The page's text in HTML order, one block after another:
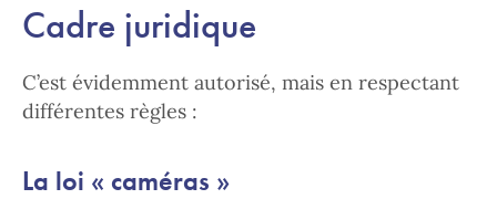
Cadre juridique
C’est évidemment autorisé, mais en respectant
différentes règles :
La loi « caméras »